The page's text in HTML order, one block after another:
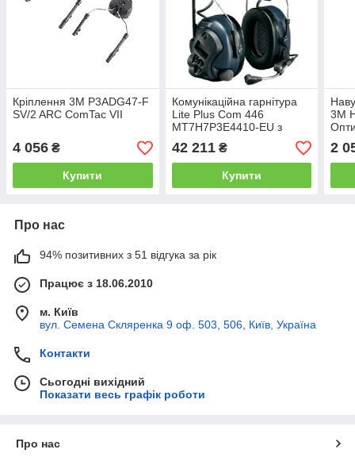
Кріплення 3М P3ADG47-F
SV/2 ARC ComTac VII
4 056 ₴
Купити
Комунікаційна гарнітура
Lite Plus Com 446
MT7H7P3E4410-EU з
кріпленням на каску
42 211₴
Купити
3М
2
Про нас
94% позитивних з 51 відгука за рік
Працює з 18.06.2010
м. Київ
вул. Семена Скляренка 9 оф. 503, 506, Київ, Україна
Контакти
Сьогодні вихідний
Показати весь графік роботи
Про нас